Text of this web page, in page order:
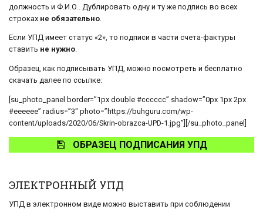
должность и Ф.И.О.. Дублировать одну и ту же подпись во всех
строках не обязательно
Если УПД имеет статус «2», то подписи в части счета-фактуры
ставить не нужно.
Образец, как подписывать УПД, можно посмотреть и бесплатно
скачать далее по ссылке:
[su_photo_panel border=”1px double #cccccc” shadow=”0px 1px 2px
#eeeeee” radius=”3″ photo=”https://buhguru.com/wp-
content/uploads/2020/06/Skrin-obrazca-UPD-1.jpg”][/su_photo_panel]
ОБРАЗЕЦ ПОДПИСАНИЯ УПД
ЭЛЕКТРОННЫЙ УПД
УПД в электронном виде можно выставить при соблюдении